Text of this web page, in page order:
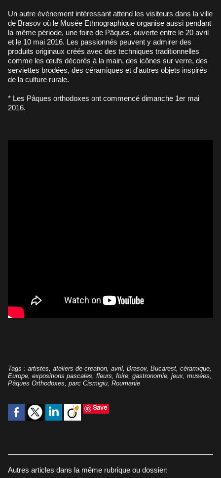
Un autre événement intéressant attend les visiteurs dans la ville
de Brasov où le Musée Ethnographique organise aussi pendant
la même période, une foire de Pâques, ouverte entre le 20 avril
et le 10 mai 2016. Les passionnés peuvent y admirer des
produits originaux créés avec des techniques traditionnelles
comme les œufs décorés à la main, des icônes sur verre, des
serviettes brodées, des céramiques et d'autres objets inspirés
de la culture rurale.
* Les Pâques orthodoxes ont commencé dimanche 1er mai
2016.
Tags : artistes, ateliers de creation, avril, Brasov, Bucarest, céramique,
Europe, expositions pascales, fleurs, foire, gastronomie, jeux, musées,
Pâques Orthodoxes, parc Cismigiu, Roumanie
Save
Autres articles dans la même rubrique ou dossier: